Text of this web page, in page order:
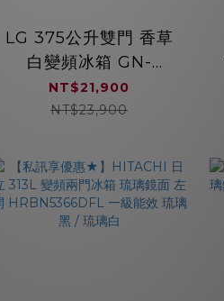
LG 375公升雙門 香草
白變頻冰箱 GN-
L372BEN
NT$21,900
NT$23,900